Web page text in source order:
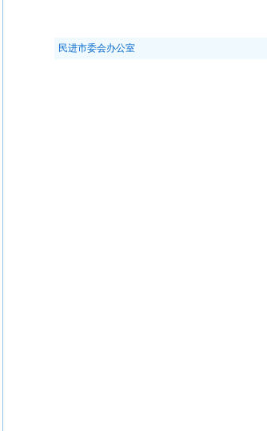
民进市委会办公室